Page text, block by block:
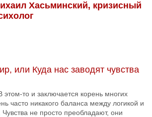
Хасьминский, кризисный
или Куда нас заводят чувства
этом-то и заключается корень многих
часто никакого баланса между логикой и
не просто преобладают, они